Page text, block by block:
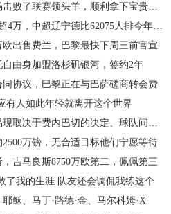
了联赛领头羊，顺利拿下宝贵三分
万，中超辽宁德比62075人排今年第6
出售费兰，巴黎最快下周三前官宣
由身加盟洛杉矶银河，签约2年
协议，巴黎正在与巴萨磋商转会费
有人如此年轻就离开这个世界
决于费内巴切的决定、球队间谈判
万镑，无合适目标他们宁愿等待
吉马良斯8750万欧第二，佩佩第三
了我的生涯 队友还会调侃我练这个
稣、马丁·路德·金、马尔科姆·X